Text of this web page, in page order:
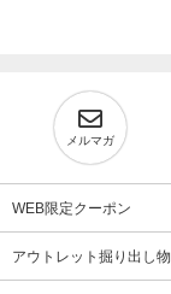
メルマガ
WEB限定クーポン
アウトレット掘り出し物